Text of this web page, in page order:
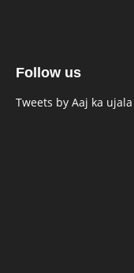
Follow us
Tweets by Aaj ka ujala